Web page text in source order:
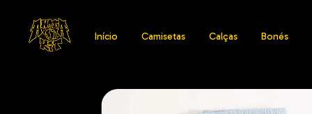
Início Camisetas Calças Bonés